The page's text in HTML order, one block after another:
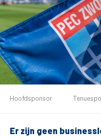
Tickets
Matchdays
Hoofdsponsor
Er zijn geen